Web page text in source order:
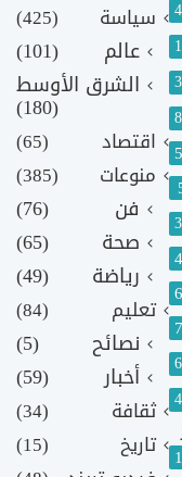
سياسة
(425)
عالم
(101)
الشرق الأوسط
(180)
اقتصاد
(65)
منوعات
(385)
فن
(76)
صحة
(65)
رياضة
(49)
تعليم (84)
نصائح
(5)
أخبار
(59)
ثقافة
(34)
تاريخ
(15)